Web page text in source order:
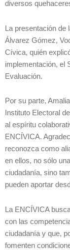
diversos
La presentación
Álvarez Gómez,
Cívica, quién
implementación, el
Evaluación.
Por su parte,
Instituto Electoral
al espíritu
ENCÍVICA.
reconozca como
en ellos, no sólo
ciudadanía, sino
pueden aportar
La ENCÍVICA
con las
ciudadanía y que,
fomenten